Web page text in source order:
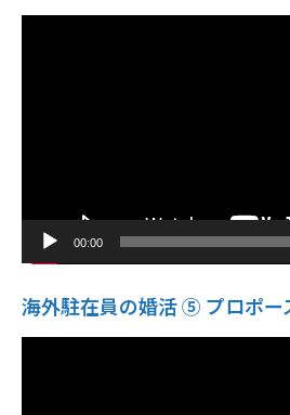
動
00:00
海外駐在員の婚活 ⑤ プロポー
動